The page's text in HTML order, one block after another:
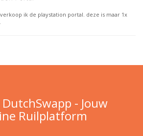
ik de playstation portal. deze is maar 1x
- Jouw
Ruilplatform